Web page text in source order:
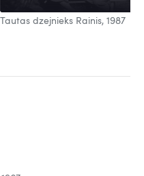
Tautas dzejnieks Rainis, 1987